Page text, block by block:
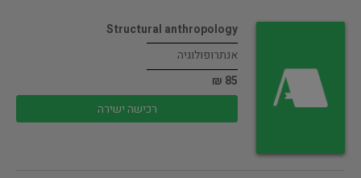
Structural anthropology
אנתרופולוגיה
85 ₪
רכישה ישירה